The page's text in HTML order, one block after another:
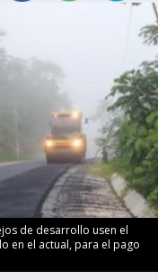
de desarrollo usen el
en el actual, para el pago